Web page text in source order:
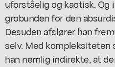
uforståelig og kaotisk. Og
grobunden for den
Desuden afslører han
selv. Med
han nemlig indirekte, at